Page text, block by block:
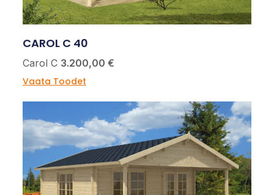
CAROL C 40
Carol C 3.200,00 €
Vaata Toodet